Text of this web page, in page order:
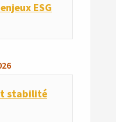
ESG
stabilité